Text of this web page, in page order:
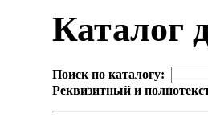
Каталог
Поиск по каталогу:
Реквизитный и